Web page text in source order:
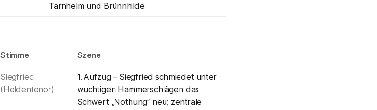
Tarnhelm und Brünnhilde
Stimme Szene
Siegfried
(Heldentenor)
1. Aufzug – Siegfried schmiedet unter
wuchtigen Hammerschlägen das
Schwert „Nothung“ neu; zentrale